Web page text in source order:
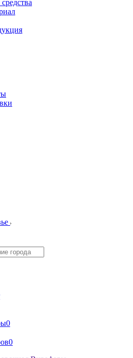
0
0